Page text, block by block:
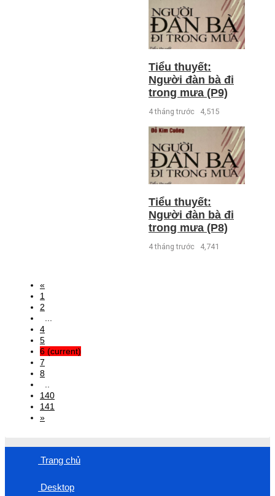
Tiểu thuyết:
Người đàn bà đi
trong mưa (P9)
4 tháng trước 4,515
Tiểu thuyết:
Người đàn bà đi
trong mưa (P8)
4 tháng trước 4,741
«
1
2
4
5
6 (current)
7
8
140
141
»
Trang chủ
Desktop